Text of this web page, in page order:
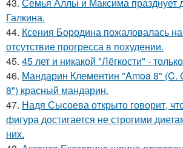
Галкина.
44. Ксения Бородина пожаловалась
отсутствие прогресса в похудении.
45. 45 лет и никакой "Лёгкости" -
46. Мандарин Клементин "Amoa 8" (C.
8") красный мандарин.
47. Надя Сысоева открыто говорит,
фигура достигается не строгими
них.